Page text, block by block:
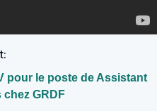
pour le poste de Assistant
GRDF